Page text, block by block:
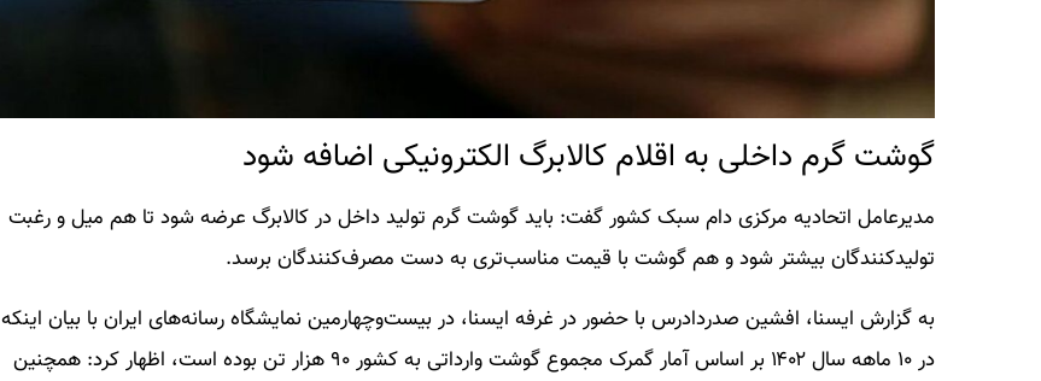
گوشت گرم داخلی به اقلام کالابرگ الکترونیکی اضافه شود
مدیرعامل اتحادیه مرکزی دام سبک کشور گفت: باید گوشت گرم تولید داخل در کالابرگ عرضه شود تا هم میل و رغبت
تولیدکنندگان بیشتر شود و هم گوشت با قیمت مناسب‌تری به دست مصرف‌کنندگان برسد.
به گزارش ایسنا، افشین صدردادرس با حضور در غرفه ایسنا، در بیست‌وچهارمین نمایشگاه رسانه‌های ایران با بیان اینکه
در ۱۰ ماهه سال ۱۴۰۲ بر اساس آمار گمرک مجموع گوشت وارداتی به کشور ۹۰ هزار تن بوده است، اظهار کرد: همچنین